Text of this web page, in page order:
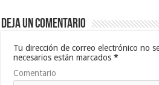
Deja un comentario
Tu dirección de correo electrónico no
necesarios están marcados*
Comentario